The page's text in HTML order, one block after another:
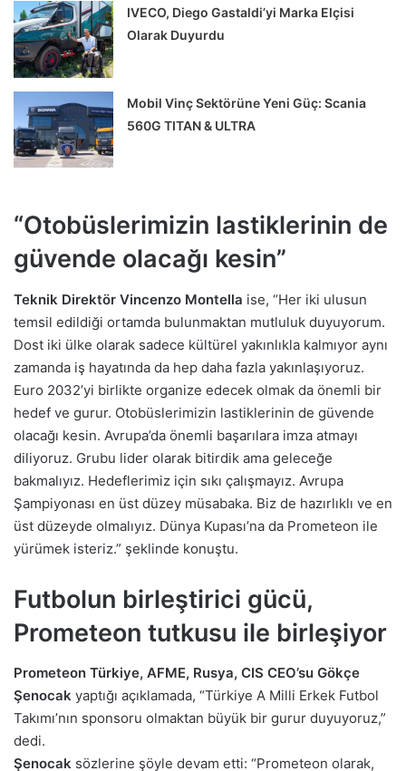
IVECO, Diego Gastaldi’yi Marka Elçisi
Olarak Duyurdu
Mobil Vinç Sektörüne Yeni Güç: Scania
560G TITAN & ULTRA
“Otobüslerimizin lastiklerinin de
güvende olacağı kesin”
Teknik Direktör Vincenzo Montella ise, “Her iki ulusun
temsil edildiği ortamda bulunmaktan mutluluk duyuyorum.
Dost iki ülke olarak sadece kültürel yakınlıkla kalmıyor aynı
zamanda iş hayatında da hep daha fazla yakınlaşıyoruz.
Euro 2032’yi birlikte organize edecek olmak da önemli bir
hedef ve gurur. Otobüslerimizin lastiklerinin de güvende
olacağı kesin. Avrupa’da önemli başarılara imza atmayı
diliyoruz. Grubu lider olarak bitirdik ama geleceğe
bakmalıyız. Hedeflerimiz için sıkı çalışmayız. Avrupa
Şampiyonası en üst düzey müsabaka. Biz de hazırlıklı ve en
üst düzeyde olmalıyız. Dünya Kupası’na da Prometeon ile
yürümek isteriz.” şeklinde konuştu.
Futbolun birleştirici gücü,
Prometeon tutkusu ile birleşiyor
Prometeon Türkiye, AFME, Rusya, CIS CEO’su Gökçe
Şenocak yaptığı açıklamada, “Türkiye A Milli Erkek Futbol
Takımı’nın sponsoru olmaktan büyük bir gurur duyuyoruz,”
dedi.
Şenocak sözlerine şöyle devam etti: “Prometeon olarak,